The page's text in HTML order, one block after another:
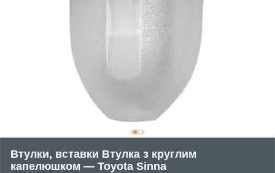
Втулки, вставки Втулка з круглим
капелюшком — Toyota Sinna